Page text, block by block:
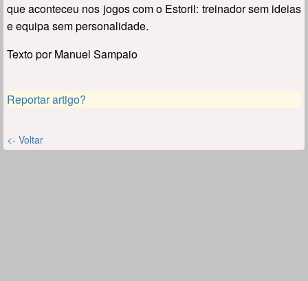
que aconteceu nos jogos com o Estoril: treinador sem ideias
e equipa sem personalidade.
Texto por Manuel Sampaio
Reportar artigo?
<- Voltar